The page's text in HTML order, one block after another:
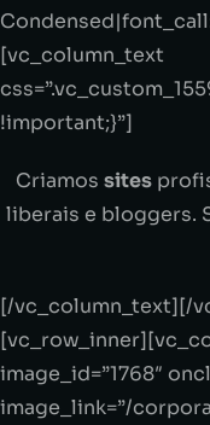
[vc_column_text
!important;}”]
Criamos sites
liberais e bloggers.
[/vc_column_text][/
image_id=”1768″
image_link=”/